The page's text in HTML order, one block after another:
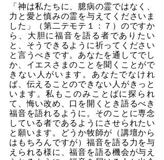
「神は私たちに、臆病の霊ではなく、
力と愛と慎みの霊を与えてくださいま
した」（第二テモテ１：７）のですか
ら、大胆に福音を語る者でありたい
と、そうできるように祈ってください
と言うべきです。あなたを通してでし
か、イエスさまのことを聞くことがで
きない人がいます。あなたでなけれ
ば、伝えることのできない人がきっと
います。私もこのみことばに探られ
て、悔い改め、口を開くとき語るべき
福音を語れるように。そのことに専念
している者であるようにさせられたい
と願います。どうか牧師が（講壇から
はもちろんですが）福音を語る力を与
えられる様に、福音を語る機会が与え